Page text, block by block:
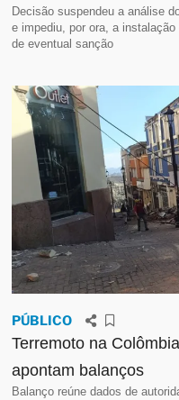
Decisão suspendeu a análise
e impediu, por ora, a
de eventual sanção
PÚBLICO
Terremoto na
apontam balanços
Balanço reúne dados de